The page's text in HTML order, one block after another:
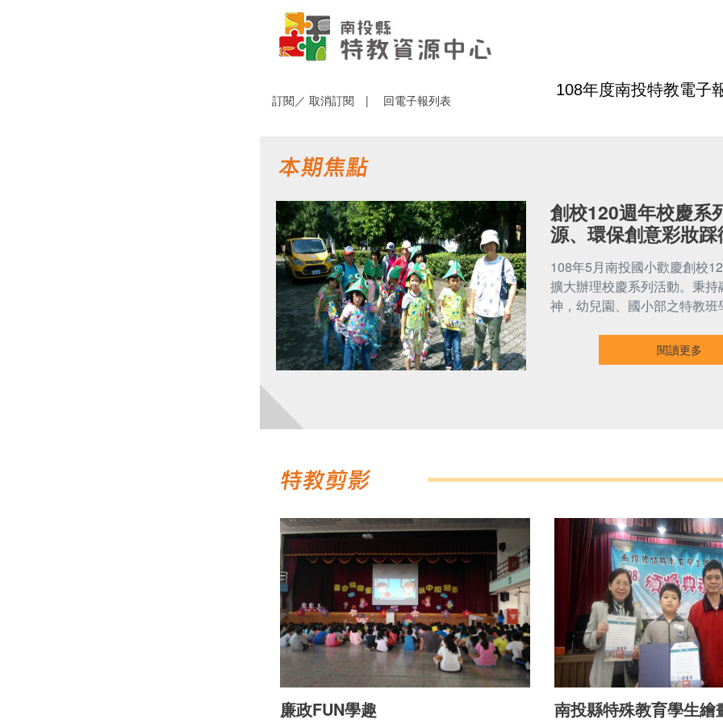
訂閱／ 取消訂閱 | 回電子報列表
108年度南投特教電子
創校120週年校慶系
源、環保創意彩妝踩
108年5月南投國小歡慶創校
擴大辦理校慶系列活動。秉持
神，幼兒園、國小部之特教班
閱讀更多
廉政FUN學趣 南投縣特殊教育學生繪